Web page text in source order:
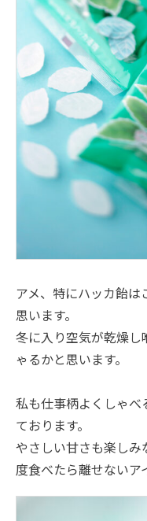
アメ、特にハッカ飴は
思います。
冬に入り空気が乾燥し
ゃるかと思います。
私も仕事柄よくしゃべ
ております。
やさしい甘さも楽しみ
度食べたら離せないア